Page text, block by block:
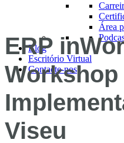
Área
Blog
Escritório Virtual
Contacte-nos
ERP
Workshop
Viseu